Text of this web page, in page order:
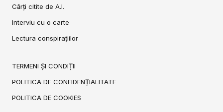
Cărți citite de A.I.
Interviu cu o carte
Lectura conspirațiilor
TERMENI ȘI CONDIȚII
POLITICA DE CONFIDENȚIALITATE
POLITICA DE COOKIES